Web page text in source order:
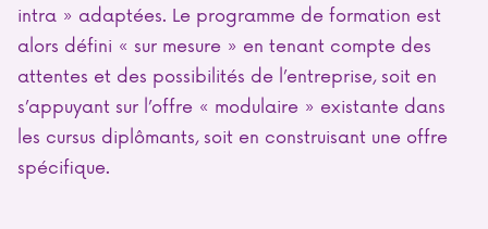
intra » adaptées. Le programme de formation est
alors défini « sur mesure » en tenant compte des
attentes et des possibilités de l’entreprise, soit en
s’appuyant sur l’offre « modulaire » existante dans
les cursus diplômants, soit en construisant une offre
spécifique.